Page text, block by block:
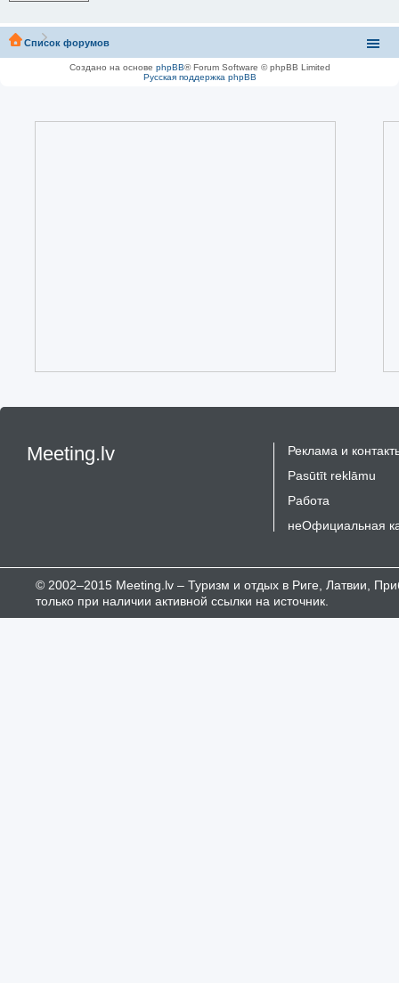
Список форумов
Создано на основе phpBB® Forum Software © phpBB Limited
Русская поддержка phpBB
Meeting.lv
Реклама и
Pasūtīt reklāmu
Работа
неОфициальная
© 2002–2015 Meeting.lv – Туризм и отдых в Риге, Латвии,
только при наличии активной ссылки на источник.